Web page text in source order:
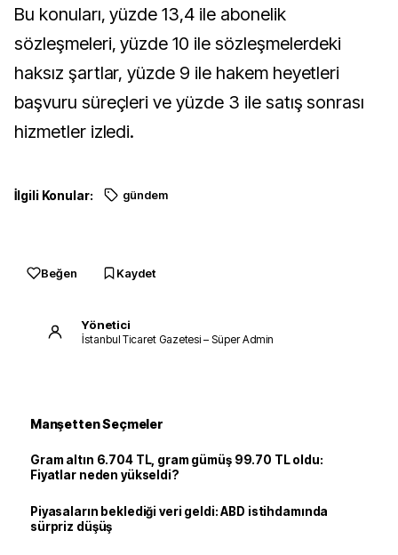
Bu konuları, yüzde 13,4 ile abonelik
sözleşmeleri, yüzde 10 ile sözleşmelerdeki
haksız şartlar, yüzde 9 ile hakem heyetleri
başvuru süreçleri ve yüzde 3 ile satış sonrası
hizmetler izledi.
İlgili Konular: gündem
Beğen Kaydet
Yönetici
İstanbul Ticaret Gazetesi – Süper Admin
Manşetten Seçmeler
Gram altın 6.704 TL, gram gümüş 99.70 TL oldu:
Fiyatlar neden yükseldi?
Piyasaların beklediği veri geldi: ABD istihdamında
sürpriz düşüş